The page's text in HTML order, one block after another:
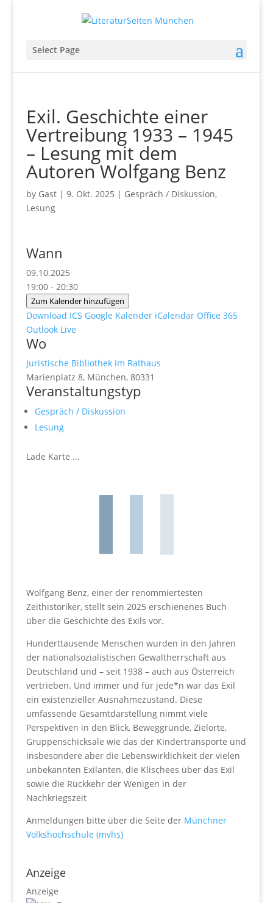
Select Page
Exil. Geschichte einer
Vertreibung 1933 – 1945
– Lesung mit dem
Autoren Wolfgang Benz
by Gast| 9. Okt. 2025 | Gespräch / Diskussion,
Lesung
Wann
09.10.2025
19:00 - 20:30
Zum Kalender hinzufügen
Download ICS Google Kalender iCalendar Office 365
Outlook Live
Wo
Juristische Bibliothek im Rathaus
Marienplatz 8, München, 80331
Veranstaltungstyp
Gespräch / Diskussion
Lesung
Lade Karte ...
Wolfgang Benz, einer der renommiertesten
Zeithistoriker, stellt sein 2025 erschienenes Buch
über die Geschichte des Exils vor.
Hunderttausende Menschen wurden in den Jahren
der nationalsozialistischen Gewaltherrschaft aus
Deutschland und – seit 1938 – auch aus Österreich
vertrieben. Und immer und für jede*n war das Exil
ein existenzieller Ausnahmezustand. Diese
umfassende Gesamtdarstellung nimmt viele
Perspektiven in den Blick, Beweggründe, Zielorte,
Gruppenschicksale wie das der Kindertransporte und
insbesondere aber die Lebenswirklichkeit der vielen
unbekannten Exilanten, die Klischees über das Exil
sowie die Rückkehr der Wenigen in der
Nachkriegszeit
Anmeldungen bitte über die Seite der Münchner
Volkshochschule (mvhs)
Anzeige
Anzeige